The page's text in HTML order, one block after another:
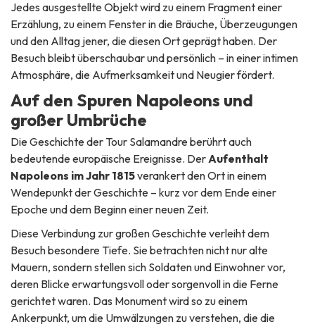
Jedes ausgestellte Objekt wird zu einem Fragment einer
Erzählung, zu einem Fenster in die Bräuche, Überzeugungen
und den Alltag jener, die diesen Ort geprägt haben. Der
Besuch bleibt überschaubar und persönlich – in einer intimen
Atmosphäre, die Aufmerksamkeit und Neugier fördert.
Auf den Spuren Napoleons und
großer Umbrüche
Die Geschichte der Tour Salamandre berührt auch
bedeutende europäische Ereignisse. Der Aufenthalt
Napoleons im Jahr 1815verankert den Ort in einem
Wendepunkt der Geschichte – kurz vor dem Ende einer
Epoche und dem Beginn einer neuen Zeit.
Diese Verbindung zur großen Geschichte verleiht dem
Besuch besondere Tiefe. Sie betrachten nicht nur alte
Mauern, sondern stellen sich Soldaten und Einwohner vor,
deren Blicke erwartungsvoll oder sorgenvoll in die Ferne
gerichtet waren. Das Monument wird so zu einem
Ankerpunkt, um die Umwälzungen zu verstehen, die die